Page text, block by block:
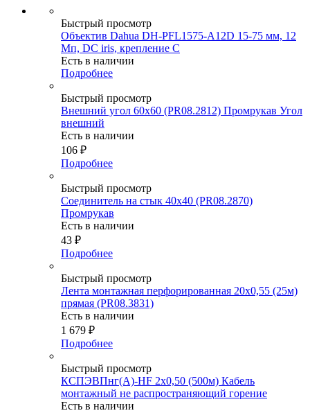
Быстрый просмотр
Объектив Dahua DH-PFL1575-A12D 15-75 мм, 12
Мп, DC iris, крепление C
Есть в наличии
Подробнее
Быстрый просмотр
Внешний угол 60х60 (PR08.2812) Промрукав Угол
внешний
Есть в наличии
106 ₽
Подробнее
Быстрый просмотр
Соединитель на стык 40х40 (PR08.2870)
Промрукав
Есть в наличии
43 ₽
Подробнее
Быстрый просмотр
Лента монтажная перфорированная 20х0,55 (25м)
прямая (PR08.3831)
Есть в наличии
1 679 ₽
Подробнее
Быстрый просмотр
КСПЭВПнг(А)-HF 2х0,50 (500м) Кабель
монтажный не распространяющий горение
Есть в наличии